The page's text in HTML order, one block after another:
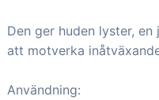
Den ger huden lyster,
att motverka
Användning: